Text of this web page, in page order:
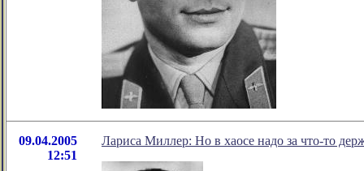
09.04.2005
12:51
Лариса Миллер: Но в хаосе надо за что-то